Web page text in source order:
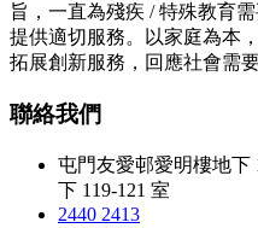
旨，一直為殘疾 / 特殊教育
提供適切服務。以家庭為本
拓展創新服務，回應社會需要
聯絡我們
屯門友愛邨愛明樓地下
下 119-121 室
2440 2413